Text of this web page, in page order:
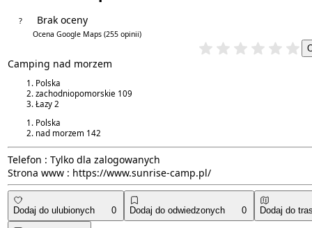
? Brak oceny
Ocena Google Maps(255 opinii)
Camping nad morzem
Polska
zachodniopomorskie 109
Łazy 2
Polska
nad morzem 142
Telefon : Tylko dla zalogowanych
Strona www : https://www.sunrise-camp.pl/
Dodaj do ulubionych 0 Dodaj do odwiedzonych 0 Dodaj do